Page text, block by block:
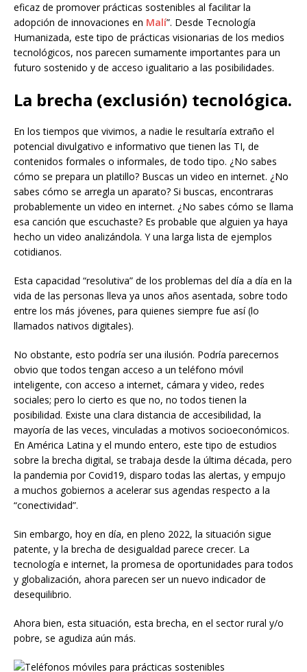
eficaz de promover prácticas sostenibles al facilitar la
adopción de innovaciones en Malí”. Desde Tecnología
Humanizada, este tipo de prácticas visionarias de los medios
tecnológicos, nos parecen sumamente importantes para un
futuro sostenido y de acceso igualitario a las posibilidades.
La brecha (exclusión) tecnológica.
En los tiempos que vivimos, a nadie le resultaría extraño el
potencial divulgativo e informativo que tienen las TI, de
contenidos formales o informales, de todo tipo. ¿No sabes
cómo se prepara un platillo? Buscas un video en internet. ¿No
sabes cómo se arregla un aparato? Si buscas, encontraras
probablemente un video en internet. ¿No sabes cómo se llama
esa canción que escuchaste? Es probable que alguien ya haya
hecho un video analizándola. Y una larga lista de ejemplos
cotidianos.
Esta capacidad “resolutiva” de los problemas del día a día en la
vida de las personas lleva ya unos años asentada, sobre todo
entre los más jóvenes, para quienes siempre fue así (lo
llamados nativos digitales).
No obstante, esto podría ser una ilusión. Podría parecernos
obvio que todos tengan acceso a un teléfono móvil
inteligente, con acceso a internet, cámara y video, redes
sociales; pero lo cierto es que no, no todos tienen la
posibilidad. Existe una clara distancia de accesibilidad, la
mayoría de las veces, vinculadas a motivos socioeconómicos.
En América Latina y el mundo entero, este tipo de estudios
sobre la brecha digital, se trabaja desde la última década, pero
la pandemia por Covid19, disparo todas las alertas, y empujo
a muchos gobiernos a acelerar sus agendas respecto a la
“conectividad”.
Sin embargo, hoy en día, en pleno 2022, la situación sigue
patente, y la brecha de desigualdad parece crecer. La
tecnología e internet, la promesa de oportunidades para todos
y globalización, ahora parecen ser un nuevo indicador de
desequilibrio.
Ahora bien, esta situación, esta brecha, en el sector rural y/o
pobre, se agudiza aún más.